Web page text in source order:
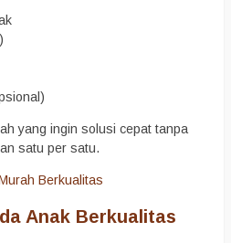
yang ingin solusi cepat tanpa
satu per satu.
Anak Berkualitas